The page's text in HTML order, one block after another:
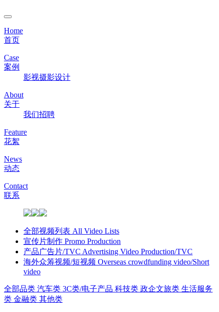
Home
首页
Case
案例
影视摄影设计
About
关于
我们招聘
Feature
花絮
News
动态
Contact
联系
全部视频列表 All Video Lists
宣传片制作 Promo Production
产品广告片/TVC Advertising Video Production/TVC
海外众筹视频/短视频 Overseas crowdfunding video/Short
video
全部品类 汽车类 3C类/电子产品 科技类 政企文旅类 生活服务
类 金融类 其他类